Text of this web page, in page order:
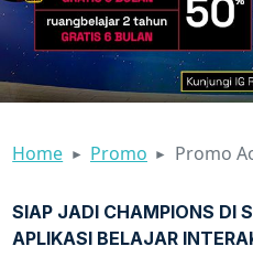
Home Promo Promo
SIAP JADI CHAMPIONS DI
APLIKASI BELAJAR